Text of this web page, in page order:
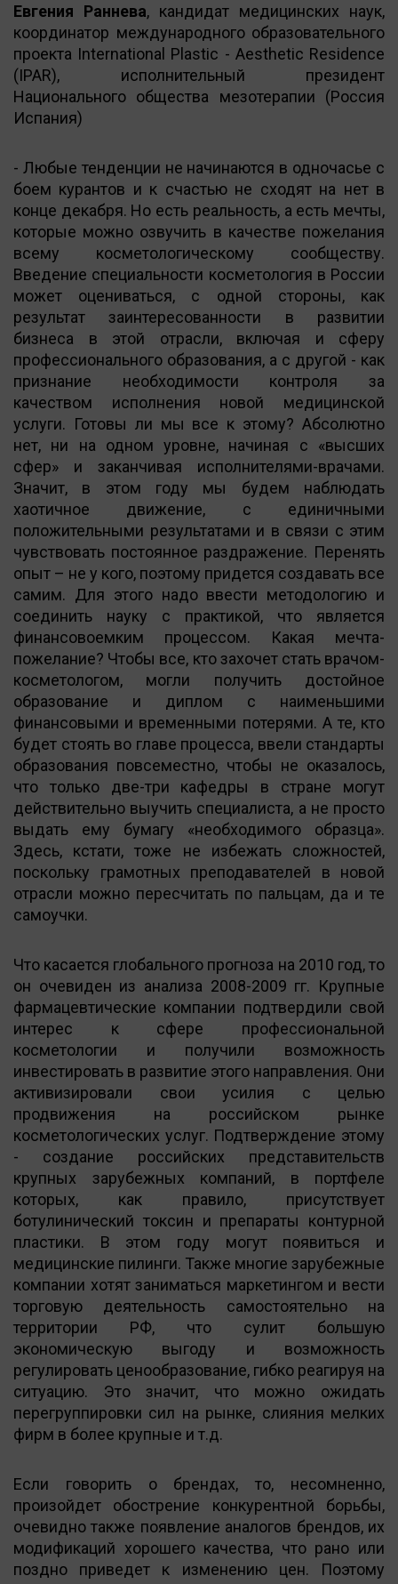
Евгения Раннева, кандидат медицинских наук,
координатор международного образовательного
проекта International Plastic - Aesthetic Residence
(IPAR), исполнительный президент
Национального общества мезотерапии (Россия
Испания)
- Любые тенденции не начинаются в одночасье с
боем курантов и к счастью не сходят на нет в
конце декабря. Но есть реальность, а есть мечты,
которые можно озвучить в качестве пожелания
всему косметологическому сообществу.
Введение специальности косметология в России
может оцениваться, с одной стороны, как
результат заинтересованности в развитии
бизнеса в этой отрасли, включая и сферу
профессионального образования, а с другой - как
признание необходимости контроля за
качеством исполнения новой медицинской
услуги. Готовы ли мы все к этому? Абсолютно
нет, ни на одном уровне, начиная с «высших
сфер» и заканчивая исполнителями-врачами.
Значит, в этом году мы будем наблюдать
хаотичное движение, с единичными
положительными результатами и в связи с этим
чувствовать постоянное раздражение. Перенять
опыт – не у кого, поэтому придется создавать все
самим. Для этого надо ввести методологию и
соединить науку с практикой, что является
финансовоемким процессом. Какая мечта-
пожелание? Чтобы все, кто захочет стать врачом-
косметологом, могли получить достойное
образование и диплом с наименьшими
финансовыми и временными потерями. А те, кто
будет стоять во главе процесса, ввели стандарты
образования повсеместно, чтобы не оказалось,
что только две-три кафедры в стране могут
действительно выучить специалиста, а не просто
выдать ему бумагу «необходимого образца».
Здесь, кстати, тоже не избежать сложностей,
поскольку грамотных преподавателей в новой
отрасли можно пересчитать по пальцам, да и те
самоучки.
Что касается глобального прогноза на 2010 год, то
он очевиден из анализа 2008-2009 гг. Крупные
фармацевтические компании подтвердили свой
интерес к сфере профессиональной
косметологии и получили возможность
инвестировать в развитие этого направления. Они
активизировали свои усилия с целью
продвижения на российском рынке
косметологических услуг. Подтверждение этому
- создание российских представительств
крупных зарубежных компаний, в портфеле
которых, как правило, присутствует
ботулинический токсин и препараты контурной
пластики. В этом году могут появиться и
медицинские пилинги. Также многие зарубежные
компании хотят заниматься маркетингом и вести
торговую деятельность самостоятельно на
территории РФ, что сулит большую
экономическую выгоду и возможность
регулировать ценообразование, гибко реагируя на
ситуацию. Это значит, что можно ожидать
перегруппировки сил на рынке, слияния мелких
фирм в более крупные и т.д.
Если говорить о брендах, то, несомненно,
произойдет обострение конкурентной борьбы,
очевидно также появление аналогов брендов, их
модификаций хорошего качества, что рано или
поздно приведет к изменению цен. Поэтому